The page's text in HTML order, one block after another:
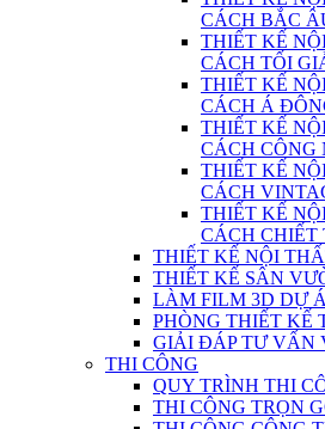
CÁCH BẮC
THIẾT KẾ
CÁCH TỐI
THIẾT KẾ
CÁCH Á
THIẾT KẾ
CÁCH CÔNG
THIẾT KẾ
CÁCH
THIẾT KẾ
CÁCH CHIẾT
THIẾT KẾ NỘI
THIẾT KẾ SÂN
LÀM FILM 3D DỰ
PHÒNG THIẾT KẾ
GIẢI ĐÁP TƯ VẤN
THI CÔNG
QUY TRÌNH THI
THI CÔNG TRỌN